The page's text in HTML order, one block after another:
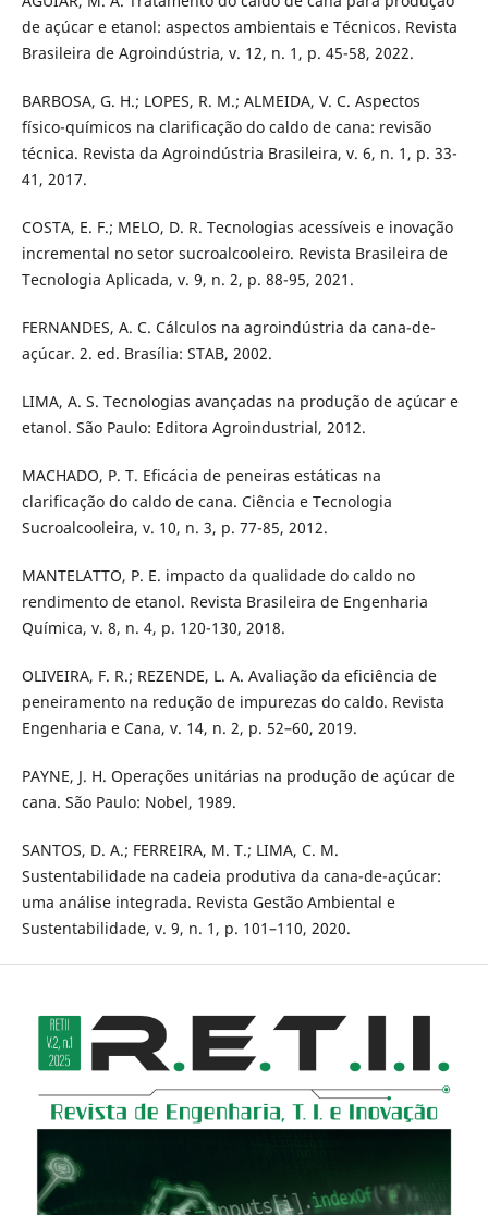
de açúcar e etanol: aspectos ambientais e Técnicos. Revista
Brasileira de Agroindústria, v. 12, n. 1, p. 45-58, 2022.
BARBOSA, G. H.; LOPES, R. M.; ALMEIDA, V. C. Aspectos
físico-químicos na clarificação do caldo de cana: revisão
técnica. Revista da Agroindústria Brasileira, v. 6, n. 1, p. 33-
41, 2017.
COSTA, E. F.; MELO, D. R. Tecnologias acessíveis e inovação
incremental no setor sucroalcooleiro. Revista Brasileira de
Tecnologia Aplicada, v. 9, n. 2, p. 88-95, 2021.
FERNANDES, A. C. Cálculos na agroindústria da cana-de-
açúcar. 2. ed. Brasília: STAB, 2002.
LIMA, A. S. Tecnologias avançadas na produção de açúcar e
etanol. São Paulo: Editora Agroindustrial, 2012.
MACHADO, P. T. Eficácia de peneiras estáticas na
clarificação do caldo de cana. Ciência e Tecnologia
Sucroalcooleira, v. 10, n. 3, p. 77-85, 2012.
MANTELATTO, P. E. impacto da qualidade do caldo no
rendimento de etanol. Revista Brasileira de Engenharia
Química, v. 8, n. 4, p. 120-130, 2018.
OLIVEIRA, F. R.; REZENDE, L. A. Avaliação da eficiência de
peneiramento na redução de impurezas do caldo. Revista
Engenharia e Cana, v. 14, n. 2, p. 52–60, 2019.
PAYNE, J. H. Operações unitárias na produção de açúcar de
cana. São Paulo: Nobel, 1989.
SANTOS, D. A.; FERREIRA, M. T.; LIMA, C. M.
Sustentabilidade na cadeia produtiva da cana-de-açúcar:
uma análise integrada. Revista Gestão Ambiental e
Sustentabilidade, v. 9, n. 1, p. 101–110, 2020.